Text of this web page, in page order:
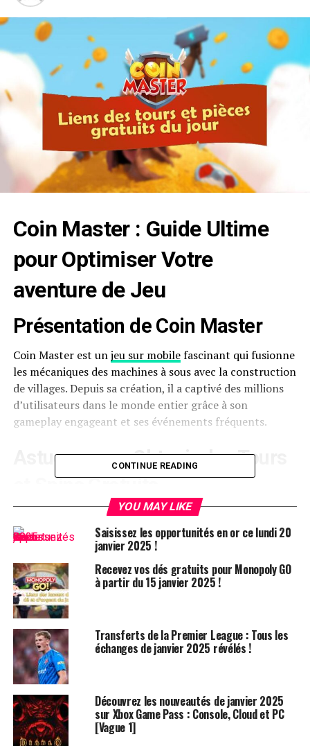
Coin Master: Guide Ultime
pour Optimiser Votre
aventure de Jeu
Présentation de Coin Master
Coin Master est unjeu sur mobilefascinant qui fusionne
les mécaniques des machines à sous avec la construction
de villages. Depuis sa création, il a captivé des millions
d’utilisateurs dans le monde entier grâce à son
gameplay engageant et ses événements fréquents.
Astuces pour Obtenir des Tours
et Spins Gratuits
Ressources pratiques pour Accéder
aux Spins Gratuits
Pour maximiser votre expérience,il est crucial
d’accumuler un maximum de spins gratuits. Voici
quelques liens récents :
20 janvier 2025: Découvrez ici comment obtenir
vos tours gratuits.
19 janvier 2025
aujourd’hui.
Ces ressources vous aideront à augmenter vos chances
de gains sans dépenser d’argent.
CONTINUE READING
YOU MAY LIKE
Saisissez les opportunités en or ce lundi 20
janvier 2025 !
Recevez vos dés gratuits pour Monopoly GO
à partir du 15 janvier 2025 !
Transferts de la Premier League : Tous les
échanges de janvier 2025 révélés !
Découvrez les nouveautés de janvier 2025
sur Xbox Game Pass : Console, Cloud et PC
[Vague 1]